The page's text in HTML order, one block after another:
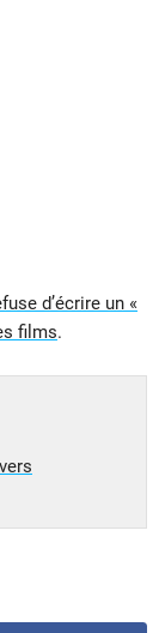
d’écrire un «
films.